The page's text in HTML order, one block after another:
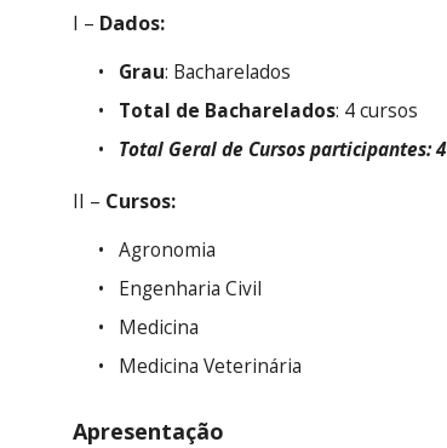
I – Dados:
Grau: Bacharelados
Total de Bacharelados: 4 cursos
Total Geral de Cursos participantes: 4
II – Cursos:
Agronomia
Engenharia Civil
Medicina
Medicina Veterinária
Apresentação